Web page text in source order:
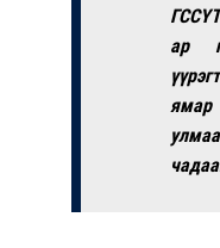
ар
ямар